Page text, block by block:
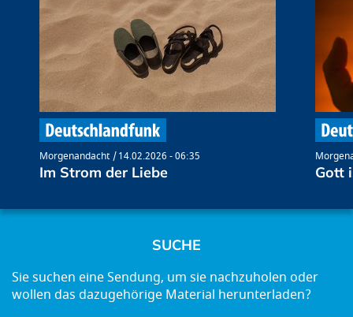
Morgenandacht 14.02.2026 - 06:35
Im Strom der Liebe Gott
SUCHE